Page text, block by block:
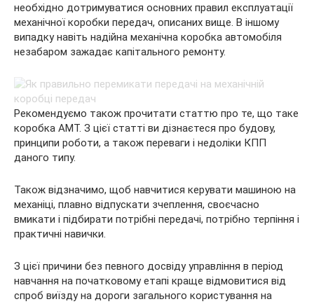
необхідно дотримуватися основних правил експлуатації
механічної коробки передач, описаних вище. В іншому
випадку навіть надійна механічна коробка автомобіля
незабаром зажадає капітального ремонту.
Рекомендуємо також прочитати статтю про те, що таке
коробка АМТ. З цієї статті ви дізнаєтеся про будову,
принципи роботи, а також переваги і недоліки КПП
даного типу.
Також відзначимо, щоб навчитися керувати машиною на
механіці, плавно відпускати зчеплення, своєчасно
вмикати і підбирати потрібні передачі, потрібно терпіння і
практичні навички.
З цієї причини без певного досвіду управління в період
навчання на початковому етапі краще відмовитися від
спроб виїзду на дороги загального користування на